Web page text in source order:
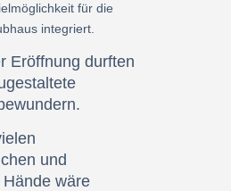
für die
integriert.
Eröffnung durften
und
wäre